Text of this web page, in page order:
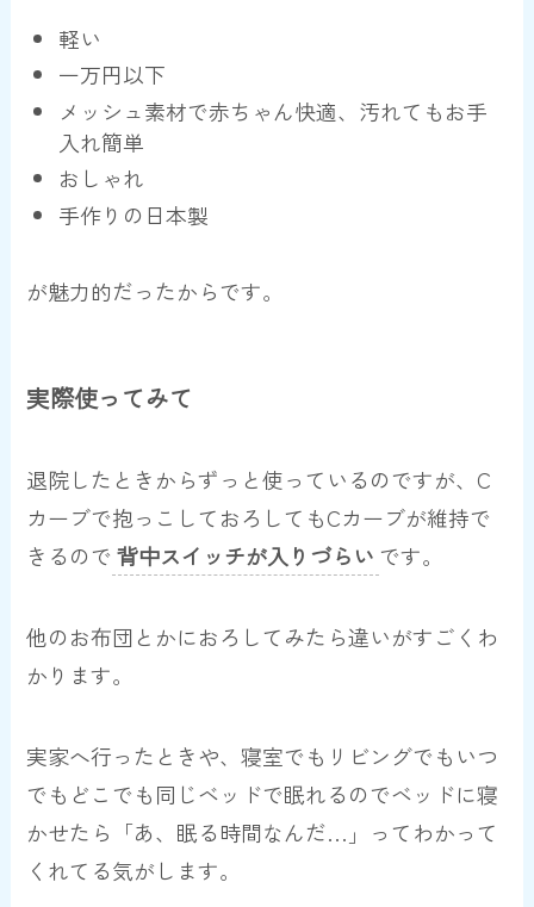
軽い
一万円以下
メッシュ素材で赤ちゃん快適、汚れてもお手
入れ簡単
おしゃれ
手作りの日本製
が魅力的だったからです。
実際使ってみて
退院したときからずっと使っているのですが、C
カーブで抱っこしておろしてもCカーブが維持で
きるので 背中スイッチが入りづらい です。
他のお布団とかにおろしてみたら違いがすごくわ
かります。
実家へ行ったときや、寝室でもリビングでもいつ
でもどこでも同じベッドで眠れるのでベッドに寝
かせたら「あ、眠る時間なんだ…」ってわかって
くれてる気がします。